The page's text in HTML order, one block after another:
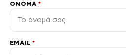
ΌΝΟΜΑ *
EMAIL *